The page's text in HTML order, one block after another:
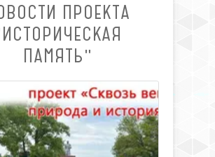
ПРОЕКТА
ПАМЯТЬ"